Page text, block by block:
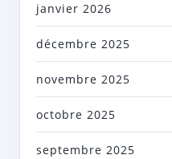
janvier 2026
décembre 2025
novembre 2025
octobre 2025
septembre 2025